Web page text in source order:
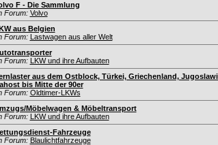
F - Die Sammlung
Forum: Volvo
aus Belgien
Forum: Lastwagen aus aller Welt
Forum: LKW und ihre Aufbauten
aus dem Ostblock, Türkei, Griechenland,
bis Mitte der 90er
Forum: Oldtimer-LKWs
Möbelwagen & Möbeltransport
Forum: LKW und ihre Aufbauten
Fahrzeuge
Forum: Blaulichtfahrzeuge